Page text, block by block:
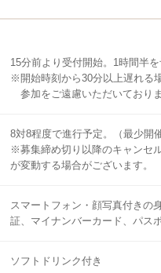
15分前より受付開始。1時間半を
※開始時刻から30分以上遅れる
参加をご遠慮いただいておりま
8対8程度で進行予定。（最少開
※募集締め切り以降のキャンセ
が変動する場合がございます。
スマートフォン・顔写真付きの
証、マイナンバーカード、パス
ソフトドリンク付き